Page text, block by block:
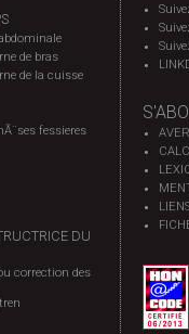
de bras
de la cuisse
fessieres
DU
correction des